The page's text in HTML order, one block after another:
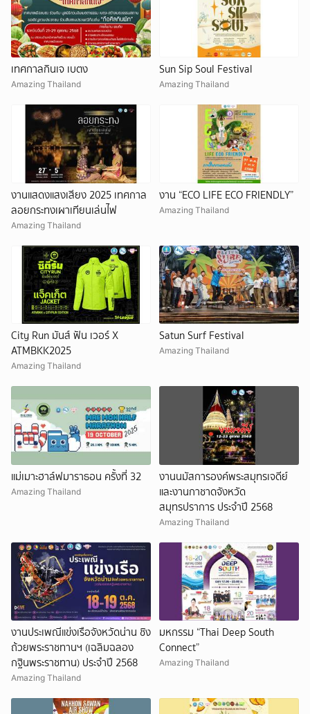
เทศกาลกินเจ เบตง
Amazing Thailand
Sun Sip Soul Festival
Amazing Thailand
งานแสดงแสงเสียง 2025 เทศกาล
ลอยกระทงเผาเทียนเล่นไฟ
Amazing Thailand
งาน “ECO LIFE ECO FRIENDLY”
Amazing Thailand
City Run มันส์ ฟัน เวอร์ X
ATMBKK2025
Amazing Thailand
Satun Surf Festival
Amazing Thailand
แม่เมาะฮาล์ฟมาราธอน ครั้งที่ 32
Amazing Thailand
งานนมัสการองค์พระสมุทรเจดีย์
และงานกาชาดจังหวัด
สมุทรปราการ ประจำปี 2568
Amazing Thailand
งานประเพณีแข่งเรือจังหวัดน่าน ชิง
ถ้วยพระราชทานฯ (เฉลิมฉลอง
กฐินพระราชทาน) ประจำปี 2568
Amazing Thailand
มหกรรม “Thai Deep South
Connect”
Amazing Thailand